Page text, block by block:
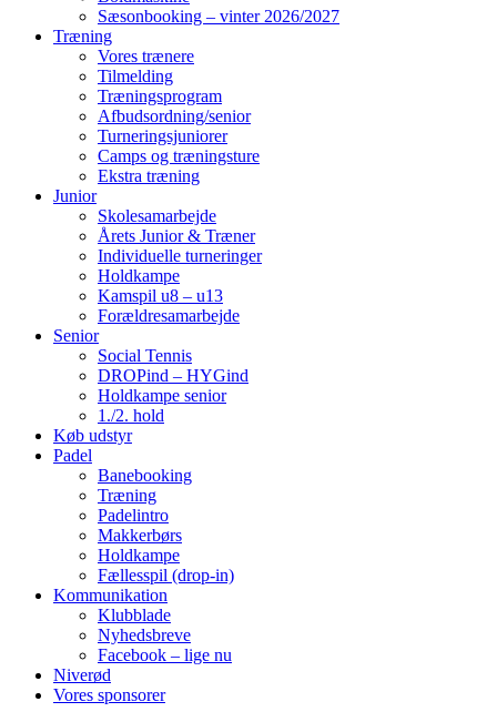
Sæsonbooking – vinter 2026/2027
Træning
Vores trænere
Tilmelding
Træningsprogram
Afbudsordning/senior
Turneringsjuniorer
Camps og træningsture
Ekstra træning
Junior
Skolesamarbejde
Årets Junior & Træner
Individuelle turneringer
Holdkampe
Kamspil u8 – u13
Forældresamarbejde
Senior
Social Tennis
DROPind – HYGind
Holdkampe senior
1./2. hold
Køb udstyr
Padel
Banebooking
Træning
Padelintro
Makkerbørs
Holdkampe
Fællesspil (drop-in)
Kommunikation
Klubblade
Nyhedsbreve
Facebook – lige nu
Niverød
Vores sponsorer